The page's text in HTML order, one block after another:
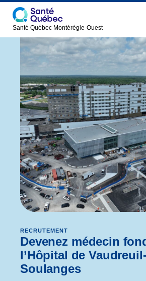
Santé Québec Montérégie-Ouest
Hôpital de
Vaudreuil-
Soulanges
Présentation
Nouvelles
Carrières
FAQ
Salle de
presse
Info-travaux
Nous joindre
English
RECRUTEMENT
Devenez médecin
l’Hôpital de Vaudreuil-
Soulanges